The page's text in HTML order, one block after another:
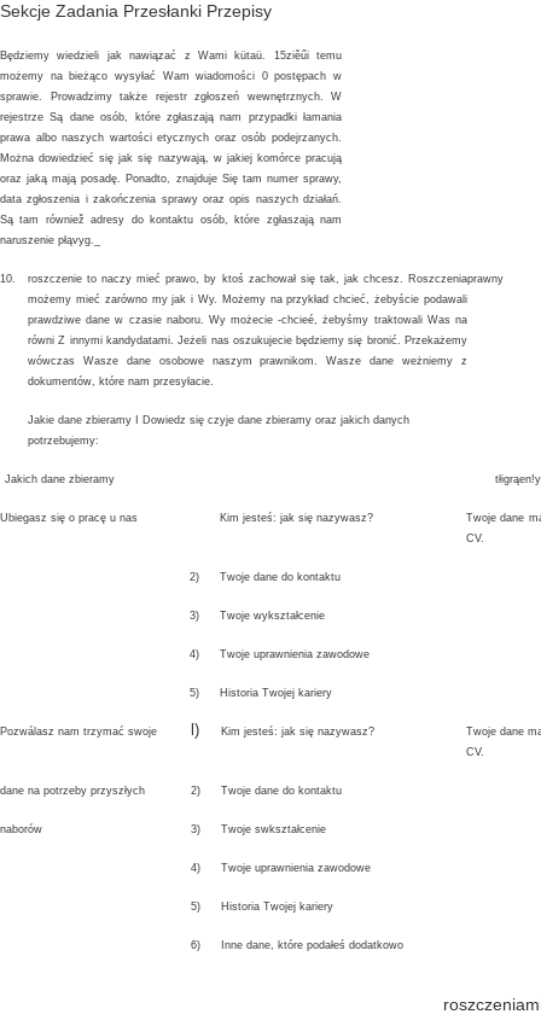
Sekcje Zadania Przesłanki Przepisy
Będziemy wiedzieli jak nawiązać z Wami kütaü. 15ziěűi temu
możemy na bieżąco wysyłać Wam wiadomości 0 postępach w
sprawie. Prowadzimy także rejestr zgłoszeń wewnętrznych. W
rejestrze Są dane osób, które zgłaszają nam przypadki łamania
prawa albo naszych wartości etycznych oraz osób podejrzanych.
Można dowiedzieć się jak się nazywają, w jakiej komórce pracują
oraz jaką mają posadę. Ponadto, znajduje Się tam numer sprawy,
data zgłoszenia i zakończenia sprawy oraz opis naszych działań.
Są tam równiež adresy do kontaktu osób, które zgłaszają nam
naruszenie płąvyg._
10.
roszczenie to naczy mieć prawo, by ktoś zachował się tak, jak chcesz. Roszczenia
możemy mieć zarówno my jak i Wy. Możemy na przykład chcieć, żebyście podawali
prawdziwe dane w czasie naboru. Wy możecie -chcieé, żebyśmy traktowali Was na
równi Z innymi kandydatami. Jeżeli nas oszukujecie będziemy się bronić. Przekażemy
wówczas Wasze dane osobowe naszym prawnikom. Wasze dane weżniemy z
dokumentów, które nam przesyłacie.
Jakie dane zbieramy I Dowiedz się czyje dane zbieramy oraz jakich danych
potrzebujemy:
prawny
Jakich dane zbieramy
Ubiegasz się o pracę u nas Kim jesteś: jak się nazywasz?
Twoje dane
CV.
2) Twoje dane do kontaktu
3) Twoje wykształcenie
4) Twoje uprawnienia zawodowe
5) Historia Twojej kariery
Pozwálasz nam trzymać swoje l) Kim jesteś: jak się nazywasz?
Twoje dane
CV.
dane na potrzeby przyszłych 2) Twoje dane do kontaktu
naborów 3) Twoje swkształcenie
4) Twoje uprawnienia zawodowe
5) Historia Twojej kariery
6) Inne dane, które podałeś dodatkowo